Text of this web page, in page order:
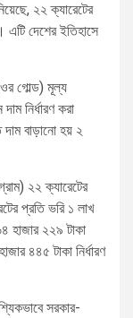
২২ ক্যারেটের
এটি দেশের ইতিহাসে
গোল্ড) মূল্য
নির্ধারণ করা
বাড়ানো হয় ২
২২ ক্যারেটের
প্রতি ভরি ১ লাখ
হাজার ২২৯ টাকা
৪৪৫ টাকা নির্ধারণ
সরকার-